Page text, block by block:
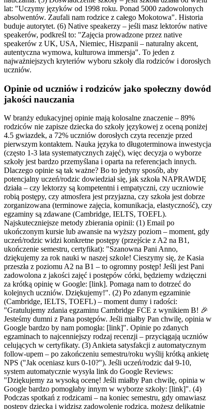
lat: "Uczymy języków od 1998 roku. Ponad 5000 zadowolonych
absolwentów. Zaufali nam rodzice z całego Mokotowa". Historia
buduje autorytet. (6) Native speakerzy – jeśli masz lektorów native
speakerów, podkreśl to: "Zajęcia prowadzone przez native
speakerów z UK, USA, Niemiec, Hiszpanii – naturalny akcent,
autentyczna wymowa, kulturowa immersja". To jeden z
najważniejszych kryteriów wyboru szkoły dla rodziców i dorosłych
uczniów.
Opinie od uczniów i rodziców jako społeczny dowód
jakości nauczania
W branży edukacyjnej opinie mają kolosalne znaczenie – 89%
rodziców nie zapisze dziecka do szkoły językowej z oceną poniżej
4.5 gwiazdek, a 72% uczniów dorosłych czyta recenzje przed
pierwszym kontaktem. Nauka języka to długoterminowa inwestycja
(często 1-3 lata systematycznych zajęć), więc decyzja o wyborze
szkoły jest bardzo przemyślana i oparta na referencjach innych.
Dlaczego opinie są tak ważne? Bo to jedyny sposób, aby
potencjalny uczeń/rodzic dowiedział się, jak szkoła NAPRAWDĘ
działa – czy lektorzy są kompetentni i empatyczni, czy uczniowie
robią postępy, czy atmosfera jest przyjazna, czy szkoła jest dobrze
zorganizowana (terminowe zajęcia, komunikacja, elastyczność), czy
egzaminy są zdawane (Cambridge, IELTS, TOEFL).
Najskuteczniejsze metody zbierania opinii: (1) Email po
ukończonym kursie lub awansie na wyższy poziom – moment, gdy
uczeń/rodzic widzi konkretne postępy (przejście z A2 na B1,
ukończenie semestru, certyfikat): "Szanowna Pani Anno,
dziękujemy za rok nauki w naszej szkole! Cieszymy się, że Kasia
przeszła z poziomu A2 na B1 – to ogromny postęp! Jeśli jest Pani
zadowolona z jakości zajęć i postępów córki, będziemy wdzięczni
za krótką opinię w Google: [link]. Pomaga nam to dotrzeć do
kolejnych uczniów. Dziękujemy!". (2) Po zdanym egzaminie
(Cambridge, IELTS, TOEFL) – moment dumy i radości:
"Gratulujemy zdania egzaminu Cambridge FCE z wynikiem B! 🎉
Jesteśmy dumni z Pana postępów. Jeśli miałby Pan chwilę, opinia w
Google bardzo by nam pomogła: [link]". Opinie po zdanych
egzaminach to najcenniejszy rodzaj recenzji – przyciągają uczniów
celujących w certyfikaty. (3) Ankieta satysfakcji z automatycznym
follow-upem – po zakończeniu semestru/roku wyślij krótką ankietę
NPS ("Jak oceniasz kurs 0-10?"). Jeśli uczeń/rodzic dał 9-10,
system automatycznie wysyła link do Google Reviews:
"Dziękujemy za wysoką ocenę! Jeśli miałby Pan chwilę, opinia w
Google bardzo pomogłaby innym w wyborze szkoły: [link]". (4)
Podczas spotkań z rodzicami – na koniec semestru, gdy omawiasz
postępy dziecka i widzisz zadowolenie rodzica, możesz delikatnie